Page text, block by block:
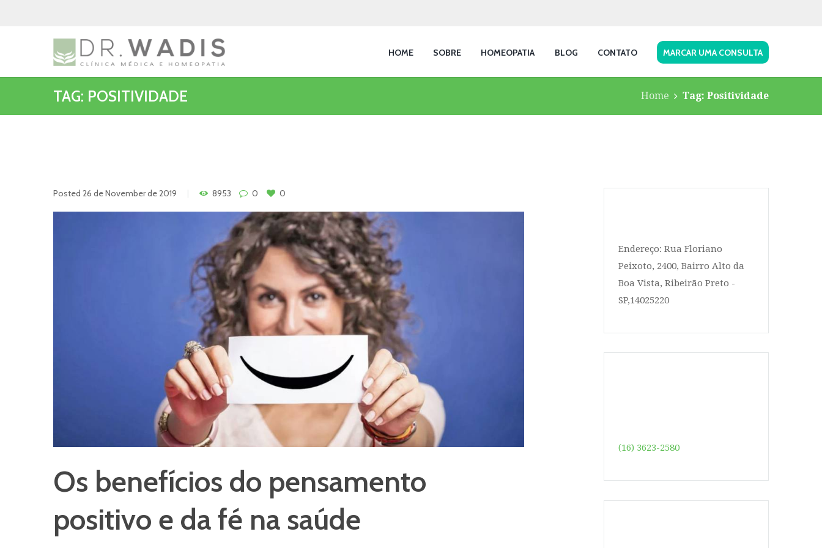
HOME SOBRE HOMEOPATIA BLOG CONTATO MARCAR UMA CONSULTA
TAG: POSITIVIDADE Home Tag: Positividade
Posted 26 de November de 2019 8953 0 0
Os benefícios do pensamento
positivo e da fé na saúde
Endereço: Rua Floriano
Peixoto, 2400, Bairro Alto da
Boa Vista, Ribeirão Preto -
SP,14025220
(16) 3623-2580